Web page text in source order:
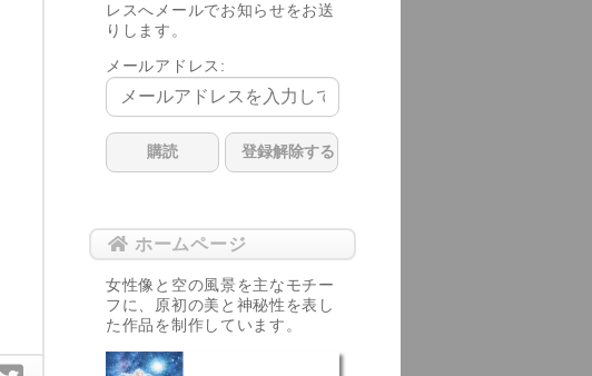
レスへメールでお知らせをお送
りします。
メールアドレス:
ホームページ
女性像と空の風景を主なモチー
フに、原初の美と神秘性を表し
た作品を制作しています。